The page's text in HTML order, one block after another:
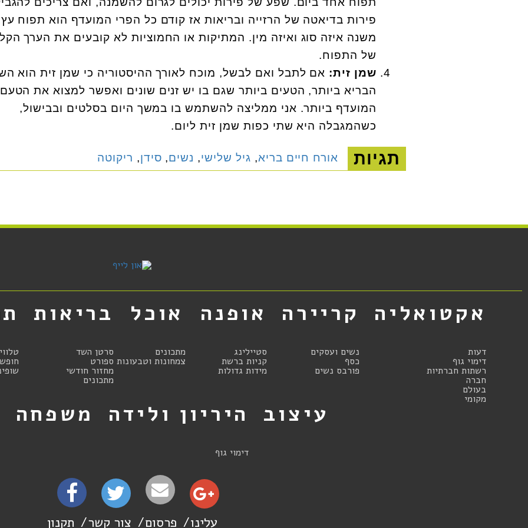
פירות בדיאטה של הרזייה ובריאות אז קודם כל הפרי המועדף הוא תפוח
משנה איזה סוג ואיזה מין. המתיקות או החמוציות לא קובעים את הערך
של התפוח.
שמן זית: אם לתבל ואם לבשל, מוכח לאורך ההיסטוריה כי שמן זית הוא
הבריא ביותר, הטעים ביותר שגם בו יש זנים שונים ואפשר למצוא את הטעם
המועדף ביותר. אני ממליצה להשתמש בו במשך היום בסלטים ובבישול,
כשהמגבלה היא שתי כפות שמן זית ליום.
תגיות אורח חיים בריא, גיל שלישי, נשים, סידן, ריקוטה
אקטואליה
דעות
דימוי גוף
רשתות חברתיות
חברה
בעולם
מקומי
קריירה
נשים ועסקים
כסף
פורבס נשים
אופנה
סטיילינג
קניות ברשת
מידות גדולות
אוכל
מתכונים
צמחונות וטבעונות
בריאות
סרטן השד
ספורט
מחזור חודשי
מתכונים
עיצוב היריון ולידה
דימוי גוף
משפחה
עלינו פרסום צור קשר תקנון